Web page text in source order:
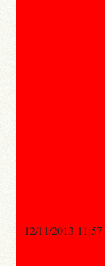
12/11/2013 11:57